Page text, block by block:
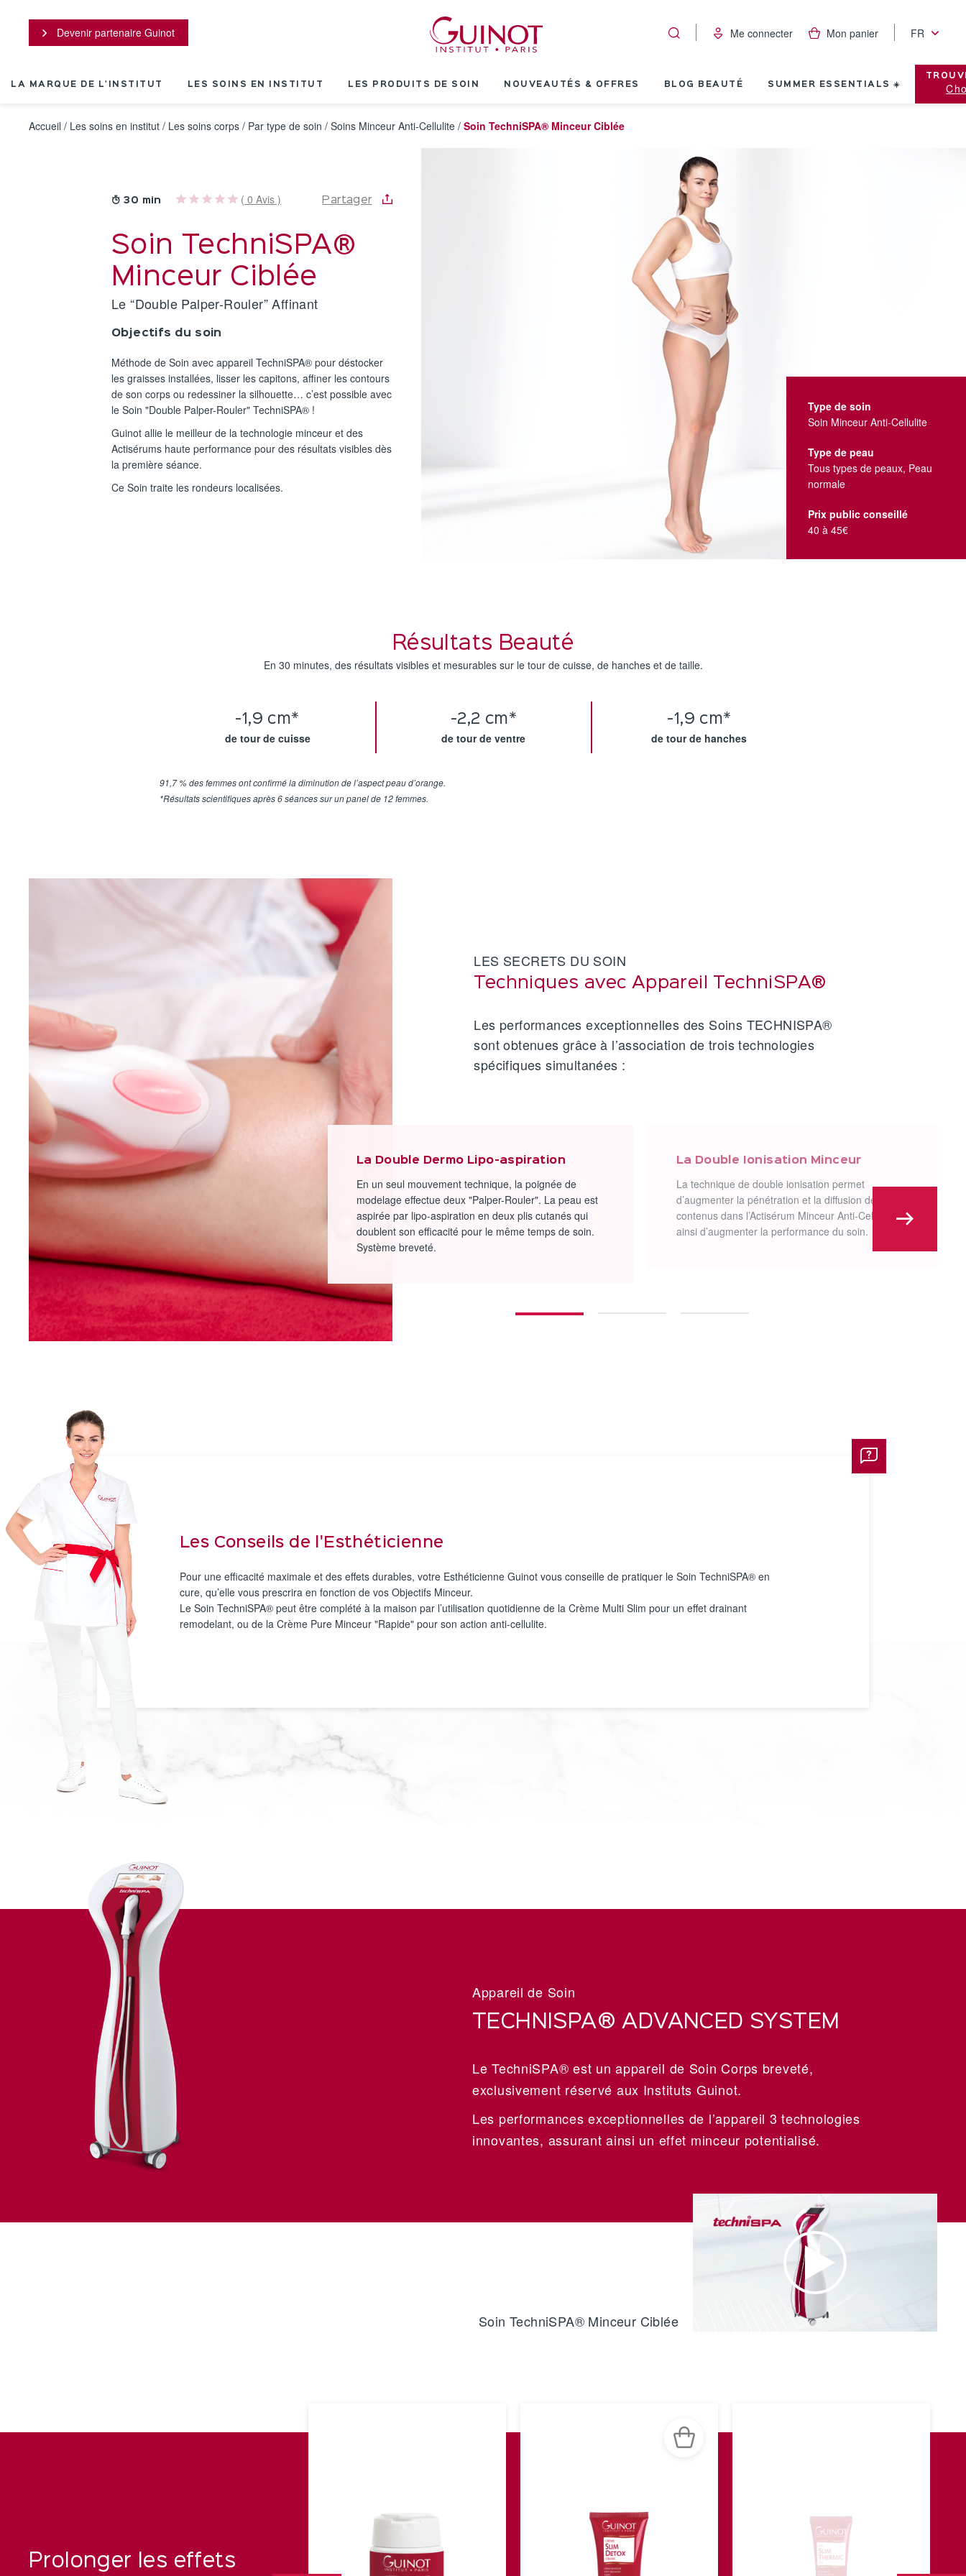
Devenir partenaire Guinot Me connecter Mon panier FR
LA MARQUE DE L'INSTITUT LES SOINS EN INSTITUT LES PRODUITS DE SOIN NOUVEAUTÉS & OFFRES BLOG BEAUTÉ SUMMER ESSENTIALS ☀️
Accueil / Les soins en institut / Les soins corps / Par type de soin / Soins Minceur Anti-Cellulite / Soin TechniSPA® Minceur Ciblée
30 min ( 0 Avis ) Partager
Soin TechniSPA®
Minceur Ciblée
Le “Double Palper-Rouler” Affinant
Objectifs du soin
Méthode de Soin avec appareil TechniSPA® pour déstocker
les graisses installées, lisser les capitons, affiner les contours
de son corps ou redessiner la silhouette… c’est possible avec
le Soin "Double Palper-Rouler" TechniSPA® !
Guinot allie le meilleur de la technologie minceur et des
Actisérums haute performance pour des résultats visibles dès
la première séance.
Ce Soin traite les rondeurs localisées.
Type de soin
Soin Minceur Anti-Cellulite
Type de peau
Tous types de peaux, Peau
normale
Prix public conseillé
40 à 45€
Résultats Beauté
En 30 minutes, des résultats visibles et mesurables sur le tour de cuisse, de hanches et de taille.
-1,9 cm*
de tour de cuisse
-2,2 cm*
de tour de ventre
-1,9 cm*
de tour de hanches
91,7 % des femmes ont confirmé la diminution de l’aspect peau d’orange.
*Résultats scientifiques après 6 séances sur un panel de 12 femmes.
LES SECRETS DU SOIN
Techniques avec Appareil TechniSPA®
Les performances exceptionnelles des Soins TECHNISPA®
sont obtenues grâce à l’association de trois technologies
spécifiques simultanées :
L’Effet Thermique Minceur
Le dispositif de diffusion de chaleur permet de fluidifier
La Double Dermo Lipo-aspiration
En un seul mouvement technique, la poignée de
modelage effectue deux "Palper-Rouler". La peau est
aspirée par lipo-aspiration en deux plis cutanés qui
doublent son efficacité pour le même temps de soin.
Système breveté.
La Double Ionisation Minceur
La technique de double ionisation permet
d’augmenter la pénétration et la diffusion des actifs
contenus dans l’Actisérum Minceur Anti-Cellulite et
ainsi d’augmenter la performance du soin.
Les Conseils de l'Esthéticienne
Pour une efficacité maximale et des effets durables, votre Esthéticienne Guinot vous conseille de pratiquer le Soin TechniSPA® en
cure, qu’elle vous prescrira en fonction de vos Objectifs Minceur.
Le Soin TechniSPA® peut être complété à la maison par l’utilisation quotidienne de la Crème Multi Slim pour un effet drainant
remodelant, ou de la Crème Pure Minceur "Rapide" pour son action anti-cellulite.
TECHNISPA® ADVANCED SYSTEM
Appareil de Soin
Le TechniSPA® est un appareil de Soin Corps breveté,
exclusivement réservé aux Instituts Guinot.
Les performances exceptionnelles de l’appareil 3 technologies
innovantes, assurant ainsi un effet minceur potentialisé.
Soin TechniSPA® Minceur Ciblée
Prolonger les effets